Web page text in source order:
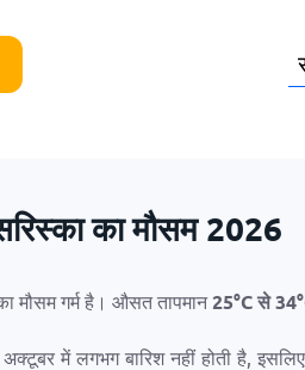
का मौसम 2026
मौसम गर्म है। औसत तापमान25°Cसे34°
में लगभग बारिश नहीं होती है,